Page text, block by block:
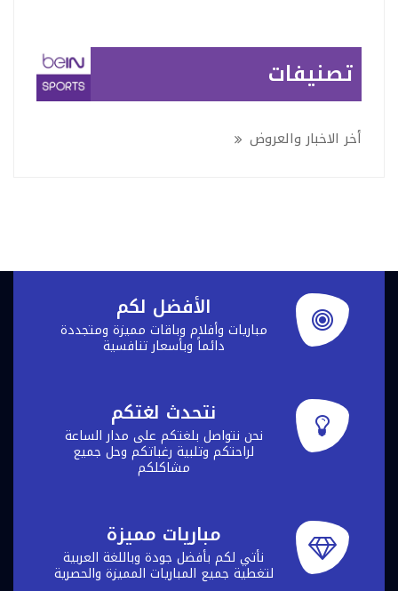
تصنيفات
أخر الاخبار والعروض
الأفضل لكم
مباريات وأفلام وباقات مميزة ومتجددة
دائماً وبأسعار تنافسية
نتحدث لغتكم
نحن نتواصل بلغتكم على مدار الساعة
لراحتكم وتلبية رغباتكم وحل جميع
مشاكلكم
مباريات مميزة
نأتي لكم بأفضل جودة وباللغة العربية
لتغطية جميع المباريات المميزة والحصرية